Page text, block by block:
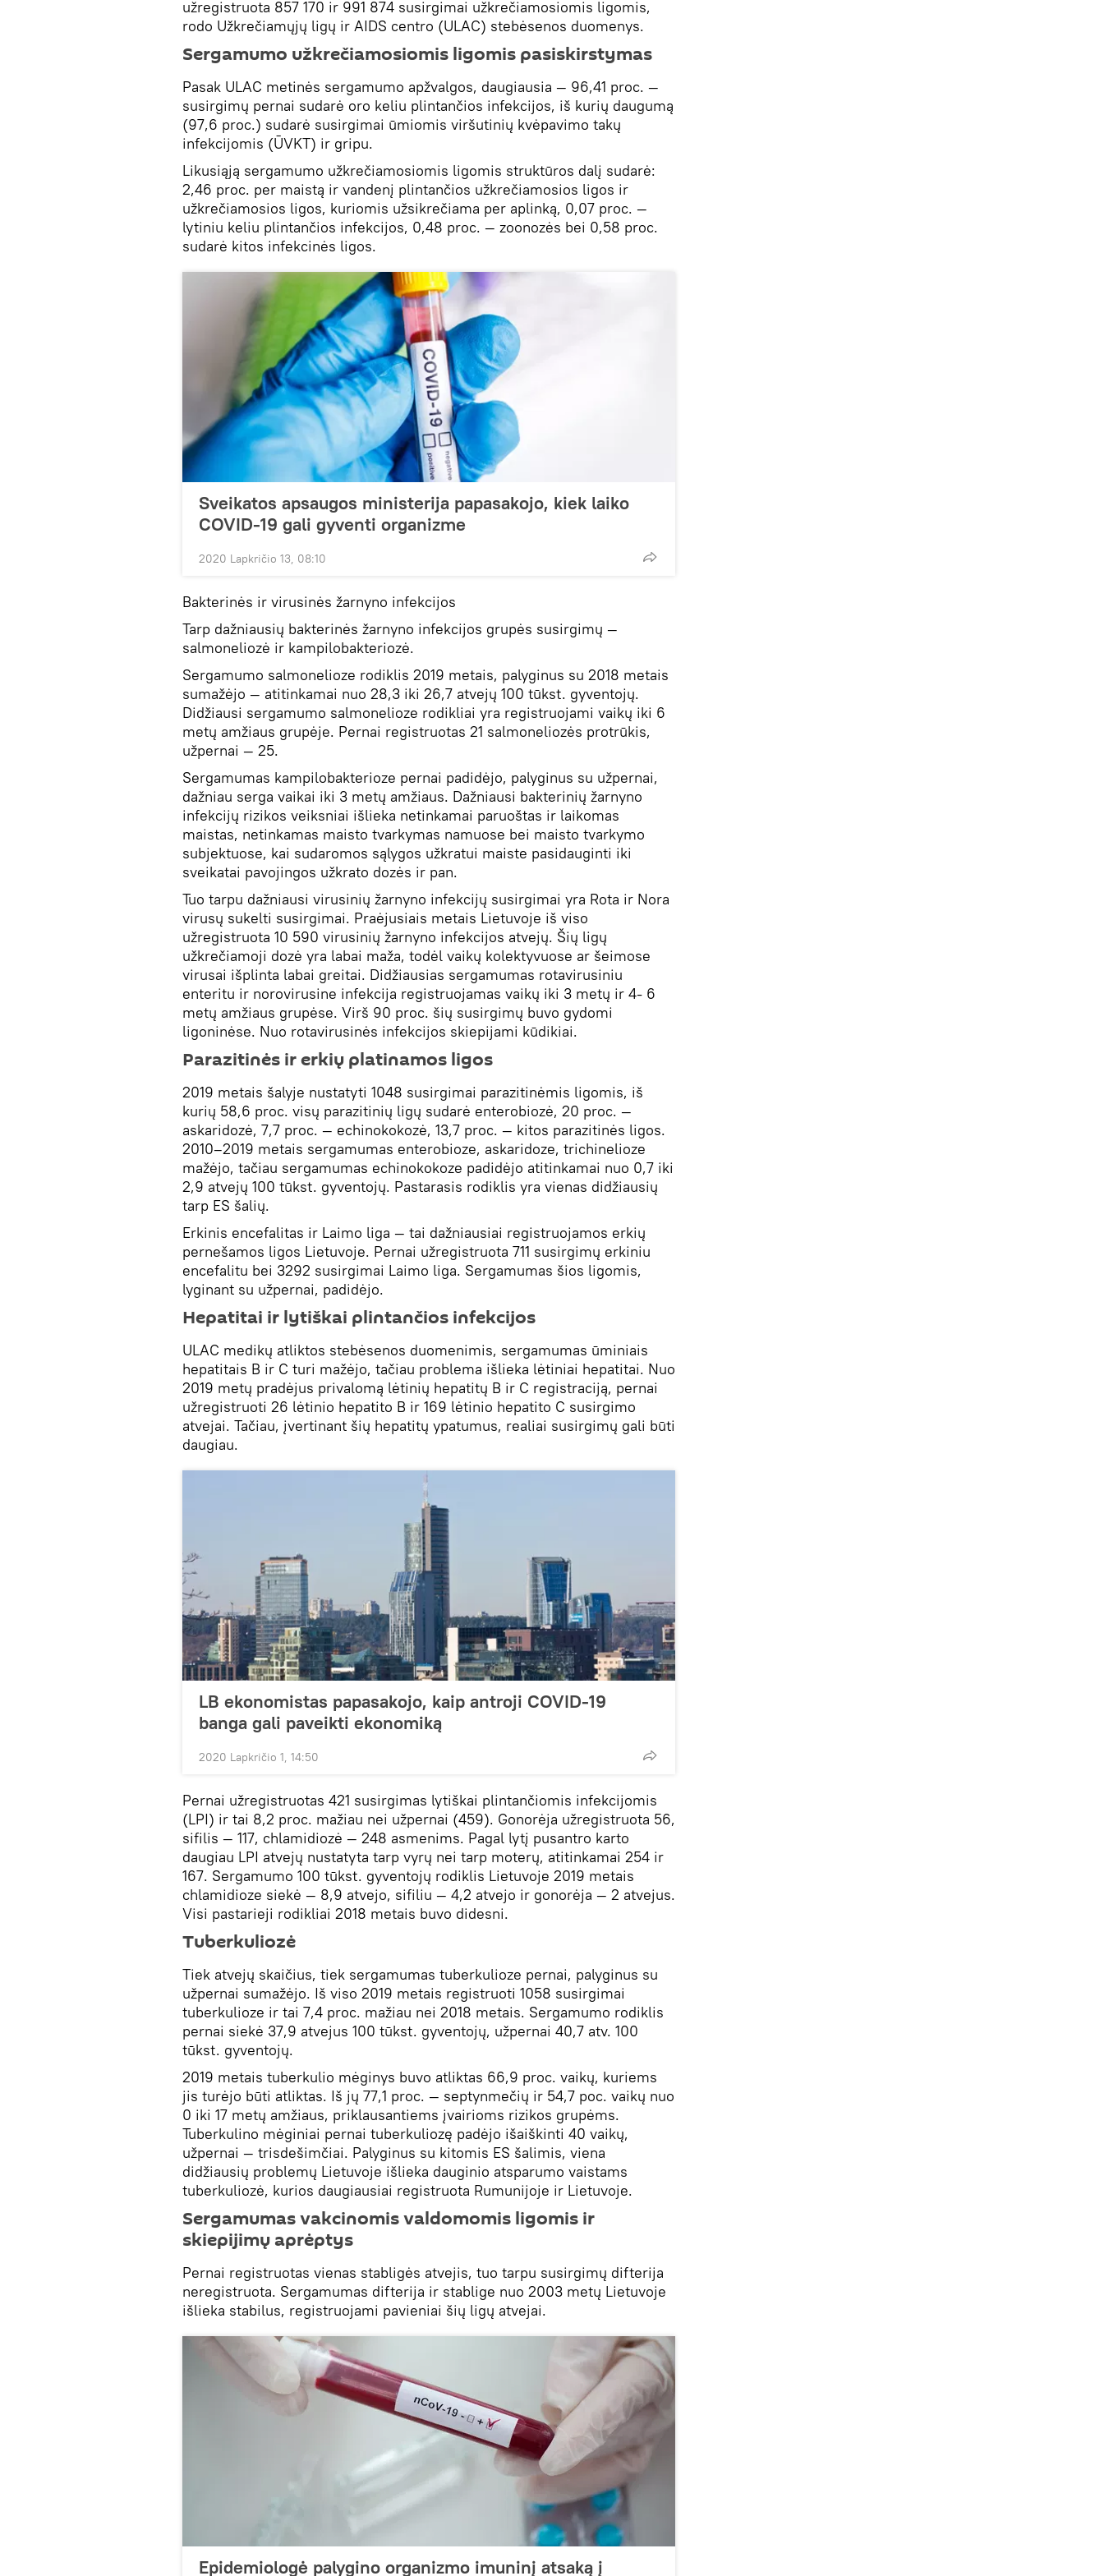
užregistruota 857 170 ir 991 874 susirgimai užkrečiamosiomis ligomis,
rodo Užkrečiamųjų ligų ir AIDS centro (ULAC) stebėsenos duomenys.
Sergamumo užkrečiamosiomis ligomis pasiskirstymas
Pasak ULAC metinės sergamumo apžvalgos, daugiausia — 96,41 proc. —
susirgimų pernai sudarė oro keliu plintančios infekcijos, iš kurių daugumą
(97,6 proc.) sudarė susirgimai ūmiomis viršutinių kvėpavimo takų
infekcijomis (ŪVKT) ir gripu.
Likusiąją sergamumo užkrečiamosiomis ligomis struktūros dalį sudarė:
2,46 proc. per maistą ir vandenį plintančios užkrečiamosios ligos ir
užkrečiamosios ligos, kuriomis užsikrečiama per aplinką, 0,07 proc. —
lytiniu keliu plintančios infekcijos, 0,48 proc. — zoonozės bei 0,58 proc.
sudarė kitos infekcinės ligos.
Sveikatos apsaugos ministerija papasakojo, kiek laiko
COVID-19 gali gyventi organizme
2020 Lapkričio 13, 08:10
Bakterinės ir virusinės žarnyno infekcijos
Tarp dažniausių bakterinės žarnyno infekcijos grupės susirgimų —
salmoneliozė ir kampilobakteriozė.
Sergamumo salmonelioze rodiklis 2019 metais, palyginus su 2018 metais
sumažėjo — atitinkamai nuo 28,3 iki 26,7 atvejų 100 tūkst. gyventojų.
Didžiausi sergamumo salmonelioze rodikliai yra registruojami vaikų iki 6
metų amžiaus grupėje. Pernai registruotas 21 salmoneliozės protrūkis,
užpernai — 25.
Sergamumas kampilobakterioze pernai padidėjo, palyginus su užpernai,
dažniau serga vaikai iki 3 metų amžiaus. Dažniausi bakterinių žarnyno
infekcijų rizikos veiksniai išlieka netinkamai paruoštas ir laikomas
maistas, netinkamas maisto tvarkymas namuose bei maisto tvarkymo
subjektuose, kai sudaromos sąlygos užkratui maiste pasidauginti iki
sveikatai pavojingos užkrato dozės ir pan.
Tuo tarpu dažniausi virusinių žarnyno infekcijų susirgimai yra Rota ir Nora
virusų sukelti susirgimai. Praėjusiais metais Lietuvoje iš viso
užregistruota 10 590 virusinių žarnyno infekcijos atvejų. Šių ligų
užkrečiamoji dozė yra labai maža, todėl vaikų kolektyvuose ar šeimose
virusai išplinta labai greitai. Didžiausias sergamumas rotavirusiniu
enteritu ir norovirusine infekcija registruojamas vaikų iki 3 metų ir 4- 6
metų amžiaus grupėse. Virš 90 proc. šių susirgimų buvo gydomi
ligoninėse. Nuo rotavirusinės infekcijos skiepijami kūdikiai.
Parazitinės ir erkių platinamos ligos
2019 metais šalyje nustatyti 1048 susirgimai parazitinėmis ligomis, iš
kurių 58,6 proc. visų parazitinių ligų sudarė enterobiozė, 20 proc. —
askaridozė, 7,7 proc. — echinokokozė, 13,7 proc. — kitos parazitinės ligos.
2010–2019 metais sergamumas enterobioze, askaridoze, trichinelioze
mažėjo, tačiau sergamumas echinokokoze padidėjo atitinkamai nuo 0,7 iki
2,9 atvejų 100 tūkst. gyventojų. Pastarasis rodiklis yra vienas didžiausių
tarp ES šalių.
Erkinis encefalitas ir Laimo liga — tai dažniausiai registruojamos erkių
pernešamos ligos Lietuvoje. Pernai užregistruota 711 susirgimų erkiniu
encefalitu bei 3292 susirgimai Laimo liga. Sergamumas šios ligomis,
lyginant su užpernai, padidėjo.
Hepatitai ir lytiškai plintančios infekcijos
ULAC medikų atliktos stebėsenos duomenimis, sergamumas ūminiais
hepatitais B ir C turi mažėjo, tačiau problema išlieka lėtiniai hepatitai. Nuo
2019 metų pradėjus privalomą lėtinių hepatitų B ir C registraciją, pernai
užregistruoti 26 lėtinio hepatito B ir 169 lėtinio hepatito C susirgimo
atvejai. Tačiau, įvertinant šių hepatitų ypatumus, realiai susirgimų gali būti
daugiau.
LB ekonomistas papasakojo, kaip antroji COVID-19
banga gali paveikti ekonomiką
2020 Lapkričio 1, 14:50
Pernai užregistruotas 421 susirgimas lytiškai plintančiomis infekcijomis
(LPI) ir tai 8,2 proc. mažiau nei užpernai (459). Gonorėja užregistruota 56,
sifilis — 117, chlamidiozė — 248 asmenims. Pagal lytį pusantro karto
daugiau LPI atvejų nustatyta tarp vyrų nei tarp moterų, atitinkamai 254 ir
167. Sergamumo 100 tūkst. gyventojų rodiklis Lietuvoje 2019 metais
chlamidioze siekė — 8,9 atvejo, sifiliu — 4,2 atvejo ir gonorėja — 2 atvejus.
Visi pastarieji rodikliai 2018 metais buvo didesni.
Tuberkuliozė
Tiek atvejų skaičius, tiek sergamumas tuberkulioze pernai, palyginus su
užpernai sumažėjo. Iš viso 2019 metais registruoti 1058 susirgimai
tuberkulioze ir tai 7,4 proc. mažiau nei 2018 metais. Sergamumo rodiklis
pernai siekė 37,9 atvejus 100 tūkst. gyventojų, užpernai 40,7 atv. 100
tūkst. gyventojų.
2019 metais tuberkulio mėginys buvo atliktas 66,9 proc. vaikų, kuriems
jis turėjo būti atliktas. Iš jų 77,1 proc. — septynmečių ir 54,7 poc. vaikų nuo
0 iki 17 metų amžiaus, priklausantiems įvairioms rizikos grupėms.
Tuberkulino mėginiai pernai tuberkuliozę padėjo išaiškinti 40 vaikų,
užpernai — trisdešimčiai. Palyginus su kitomis ES šalimis, viena
didžiausių problemų Lietuvoje išlieka dauginio atsparumo vaistams
tuberkuliozė, kurios daugiausiai registruota Rumunijoje ir Lietuvoje.
Sergamumas vakcinomis valdomomis ligomis ir
skiepijimų aprėptys
Pernai registruotas vienas stabligės atvejis, tuo tarpu susirgimų difterija
neregistruota. Sergamumas difterija ir stablige nuo 2003 metų Lietuvoje
išlieka stabilus, registruojami pavieniai šių ligų atvejai.
Epidemiologė palygino organizmo imuninį atsaką į